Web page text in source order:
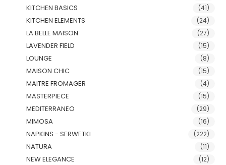
KITCHEN BASICS (41)
KITCHEN ELEMENTS (24)
LA BELLE MAISON (27)
LAVENDER FIELD (15)
LOUNGE (8)
MAISON CHIC (15)
MAITRE FROMAGER (4)
MASTERPIECE (15)
MEDITERRANEO (29)
MIMOSA (16)
NAPKINS - SERWETKI (222)
NATURA (11)
NEW ELEGANCE (12)